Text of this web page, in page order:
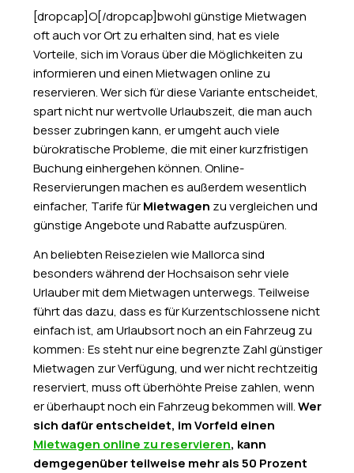
[dropcap]O[/dropcap]bwohl günstige Mietwagen
oft auch vor Ort zu erhalten sind, hat es viele
Vorteile, sich im Voraus über die Möglichkeiten zu
informieren und einen Mietwagen online zu
reservieren. Wer sich für diese Variante entscheidet,
spart nicht nur wertvolle Urlaubszeit, die man auch
besser zubringen kann, er umgeht auch viele
bürokratische Probleme, die mit einer kurzfristigen
Buchung einhergehen können. Online-
Reservierungen machen es außerdem wesentlich
einfacher, Tarife fürMietwagen zu vergleichen und
günstige Angebote und Rabatte aufzuspüren.
An beliebten Reisezielen wie Mallorca sind
besonders während der Hochsaison sehr viele
Urlauber mit dem Mietwagen unterwegs. Teilweise
führt das dazu, dass es für Kurzentschlossene nicht
einfach ist, am Urlaubsort noch an ein Fahrzeug zu
kommen: Es steht nur eine begrenzte Zahl günstiger
Mietwagen zur Verfügung, und wer nicht rechtzeitig
reserviert, muss oft überhöhte Preise zahlen, wenn
er überhaupt noch ein Fahrzeug bekommen will.Wer
sich dafür entscheidet, im Vorfeld einen
Mietwagen online zu reservieren, kann
demgegenüber teilweise mehr als 50 Prozent